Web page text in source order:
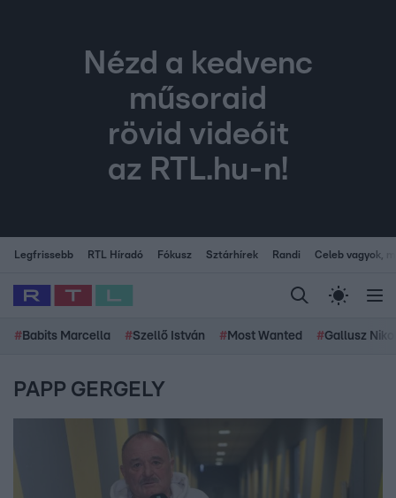
Nézd a kedvenc
műsoraid
rövid videóit
az RTL.hu-n!
Legfrissebb RTL Híradó Fókusz Sztárhírek Randi Celeb vagyok,
# Babits Marcella #Szellő István # Most Wanted #Gallusz
PAPP GERGELY